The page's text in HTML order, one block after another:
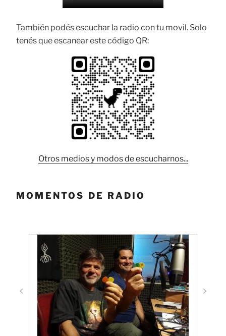
También podés escuchar la radio con tu movil. Solo
tenés que escanear este código QR:
Otros medios y modos de escucharnos...
MOMENTOS DE RADIO